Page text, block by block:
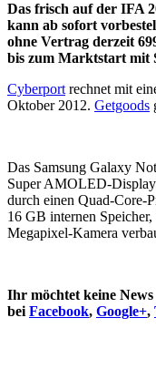
Das frisch auf der IFA
kann ab sofort
ohne Vertrag derzeit
bis zum Marktstart mit
Cyberport rechnet mit
Oktober 2012. Getgoods
Das Samsung Galaxy
Super AMOLED-
durch einen Quad-Core-
16 GB internen
Megapixel-Kamera
Ihr möchtet keine
bei Facebook, Google+,